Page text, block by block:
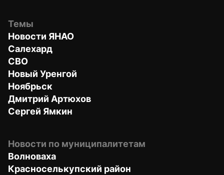
Темы
Новости ЯНАО
Салехард
СВО
Новый Уренгой
Ноябрьск
Дмитрий Артюхов
Сергей Ямкин
Новости по муниципалитетам
Волноваха
Красноселькупский район